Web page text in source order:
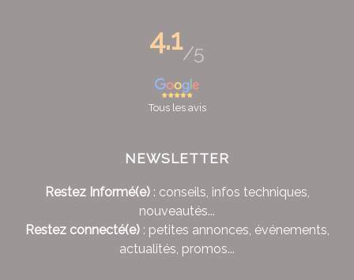
4.1/5
Tous les avis
NEWSLETTER
Restez Informé(e): conseils, infos techniques,
nouveautés...
Restez connecté(e): petites annonces, événements,
actualités, promos...